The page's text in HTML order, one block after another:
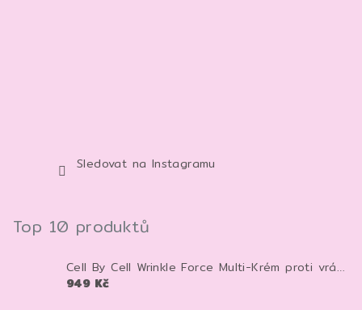
Sledovat na Instagramu
Top 10 produktů
Cell By Cell Wrinkle Force Multi-Krém proti vráskám 100 ml – anti-age krém pro zpevnění a hydrataci pleti
949 Kč